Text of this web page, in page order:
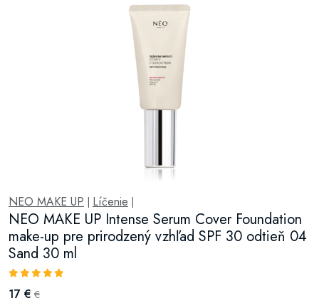
NEO MAKE UP Líčenie
NEO MAKE UP Intense Serum Cover Foundation
make-up pre prirodzený vzhľad SPF 30 odtieň 04
Sand 30 ml
17 € €